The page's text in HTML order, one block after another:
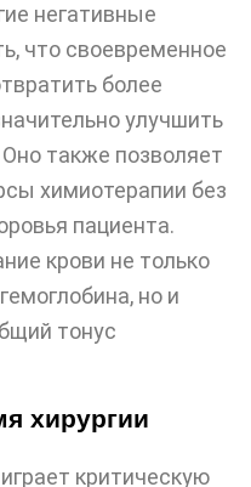
негативные
что своевременное
более
улучшить
также позволяет
химиотерапии без
пациента.
крови не только
но и
тонус
хирургии
критическую